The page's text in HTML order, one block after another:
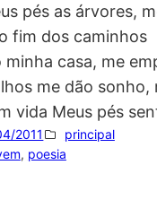
pés as árvores,
fim dos
minha casa, me
me dão sonho,
vida Meus pés
2011
principal
, poesia